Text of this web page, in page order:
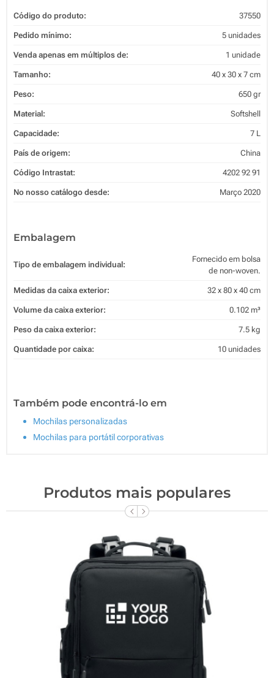
Código do produto: 37550
Pedido mínimo: 5 unidades
Venda apenas em múltiplos de: 1 unidade
Tamanho: 40 x 30 x 7 cm
Peso: 650 gr
Material: Softshell
Capacidade: 7 L
País de origem: China
Código Intrastat: 4202 92 91
No nosso catálogo desde: Março 2020
Embalagem
Tipo de embalagem individual:
Fornecido em bolsa
de non-woven.
Medidas da caixa exterior: 32 x 80 x 40 cm
Volume da caixa exterior: 0.102 m³
Peso da caixa exterior: 7.5 kg
Quantidade por caixa: 10 unidades
Também pode encontrá-lo em
Mochilas personalizadas
Mochilas para portátil corporativas
Produtos mais populares